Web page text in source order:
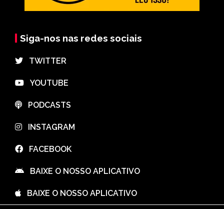
Siga-nos nas redes sociais
⠀TWITTER
⠀YOUTUBE
⠀PODCASTS
⠀INSTAGRAM
⠀FACEBOOK
⠀BAIXE O NOSSO APLICATIVO
⠀BAIXE O NOSSO APLICATIVO